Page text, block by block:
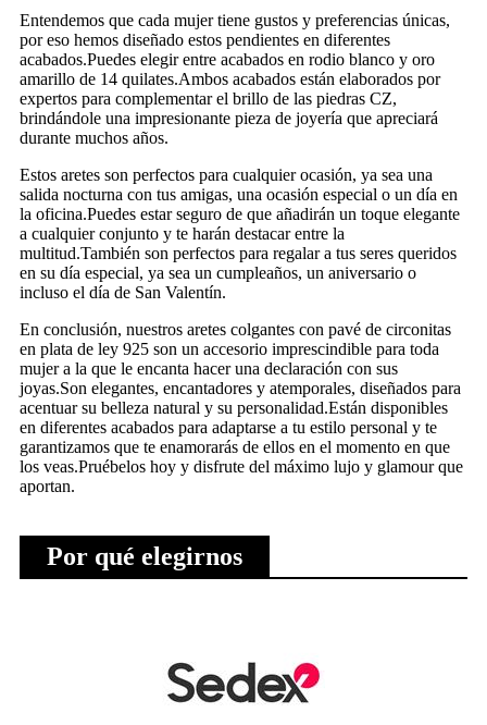
Entendemos que cada mujer tiene gustos y preferencias únicas,
por eso hemos diseñado estos pendientes en diferentes
acabados.Puedes elegir entre acabados en rodio blanco y oro
amarillo de 14 quilates.Ambos acabados están elaborados por
expertos para complementar el brillo de las piedras CZ,
brindándole una impresionante pieza de joyería que apreciará
durante muchos años.
Estos aretes son perfectos para cualquier ocasión, ya sea una
salida nocturna con tus amigas, una ocasión especial o un día en
la oficina.Puedes estar seguro de que añadirán un toque elegante
a cualquier conjunto y te harán destacar entre la
multitud.También son perfectos para regalar a tus seres queridos
en su día especial, ya sea un cumpleaños, un aniversario o
incluso el día de San Valentín.
En conclusión, nuestros aretes colgantes con pavé de circonitas
en plata de ley 925 son un accesorio imprescindible para toda
mujer a la que le encanta hacer una declaración con sus
joyas.Son elegantes, encantadores y atemporales, diseñados para
acentuar su belleza natural y su personalidad.Están disponibles
en diferentes acabados para adaptarse a tu estilo personal y te
garantizamos que te enamorarás de ellos en el momento en que
los veas.Pruébelos hoy y disfrute del máximo lujo y glamour que
aportan.
Por qué elegirnos